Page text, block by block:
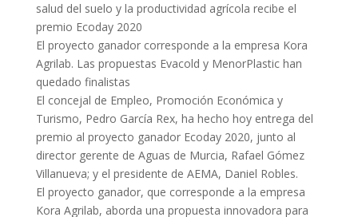
salud del suelo y la productividad agrícola recibe el
premio Ecoday 2020
El proyecto ganador corresponde a la empresa Kora
Agrilab. Las propuestas Evacold y MenorPlastic han
quedado finalistas
El concejal de Empleo, Promoción Económica y
Turismo, Pedro García Rex, ha hecho hoy entrega del
premio al proyecto ganador Ecoday 2020, junto al
director gerente de Aguas de Murcia, Rafael Gómez
Villanueva; y el presidente de AEMA, Daniel Robles.
El proyecto ganador, que corresponde a la empresa
Kora Agrilab, aborda una propuesta innovadora para